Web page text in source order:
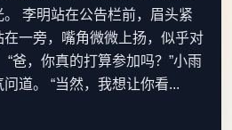
李明站在公告栏前，眉头紧
一旁，嘴角微微上扬，似乎对
爸，你真的打算参加吗？”小雨
道。 “当然，我想让你看...